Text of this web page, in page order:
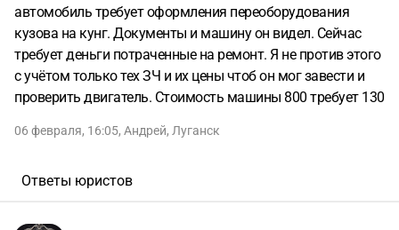
автомобиль требует оформления переоборудования
кузова на кунг. Документы и машину он видел. Сейчас
требует деньги потраченные на ремонт. Я не против этого
с учётом только тех ЗЧ и их цены чтоб он мог завести и
проверить двигатель. Стоимость машины 800 требует 130
06 февраля, 16:05, Андрей, Луганск
Ответы юристов